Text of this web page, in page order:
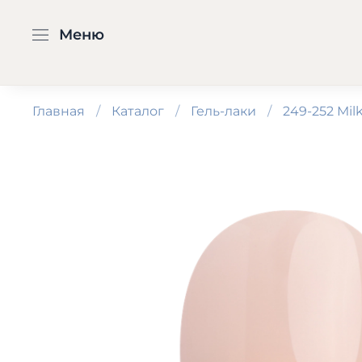
Меню
Главная Каталог Гель-лаки 249-252